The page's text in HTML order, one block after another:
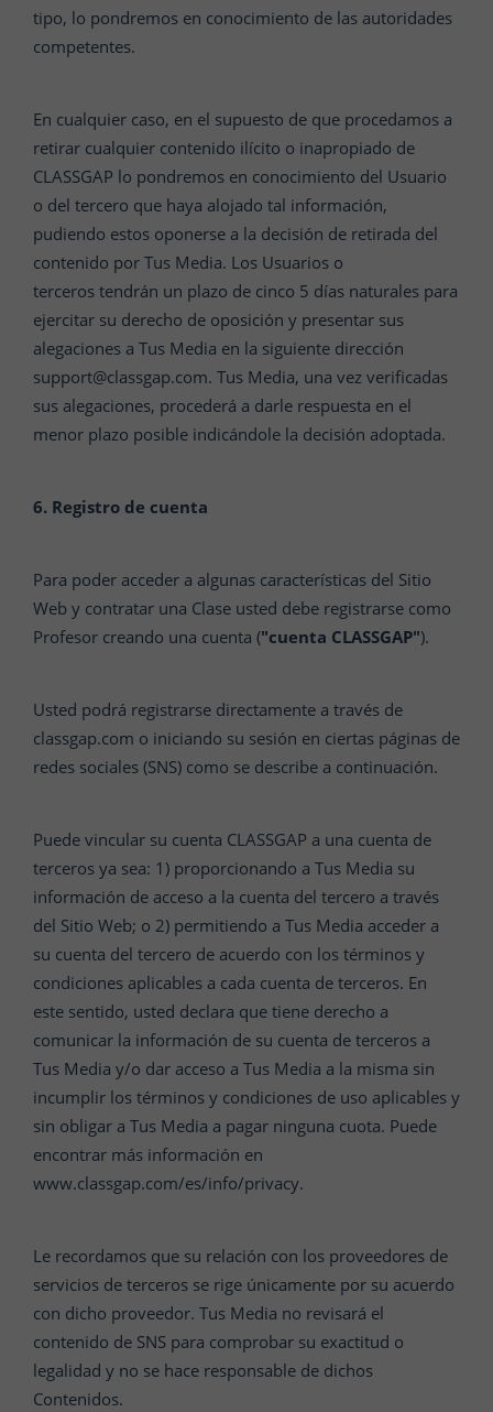
tipo, lo pondremos en conocimiento de las autoridades
competentes.
En cualquier caso, en el supuesto de que procedamos a
retirar cualquier contenido ilícito o inapropiado de
CLASSGAP lo pondremos en conocimiento del Usuario
o del tercero que haya alojado tal información,
pudiendo estos oponerse a la decisión de retirada del
contenido por Tus Media. Los Usuarios o
terceros tendrán un plazo de cinco 5 días naturales para
ejercitar su derecho de oposición y presentar sus
alegaciones a Tus Media en la siguiente dirección
support@classgap.com. Tus Media, una vez verificadas
sus alegaciones, procederá a darle respuesta en el
menor plazo posible indicándole la decisión adoptada.
6. Registro de cuenta
Para poder acceder a algunas características del Sitio
Web y contratar una Clase usted debe registrarse como
Profesor creando una cuenta ("cuenta CLASSGAP").
Usted podrá registrarse directamente a través de
classgap.com o iniciando su sesión en ciertas páginas de
redes sociales (SNS) como se describe a continuación.
Puede vincular su cuenta CLASSGAP a una cuenta de
terceros ya sea: 1) proporcionando a Tus Media su
información de acceso a la cuenta del tercero a través
del Sitio Web; o 2) permitiendo a Tus Media acceder a
su cuenta del tercero de acuerdo con los términos y
condiciones aplicables a cada cuenta de terceros. En
este sentido, usted declara que tiene derecho a
comunicar la información de su cuenta de terceros a
Tus Media y/o dar acceso a Tus Media a la misma sin
incumplir los términos y condiciones de uso aplicables y
sin obligar a Tus Media a pagar ninguna cuota. Puede
encontrar más información en
www.classgap.com/es/info/privacy.
Le recordamos que su relación con los proveedores de
servicios de terceros se rige únicamente por su acuerdo
con dicho proveedor. Tus Media no revisará el
contenido de SNS para comprobar su exactitud o
legalidad y no se hace responsable de dichos
Contenidos.